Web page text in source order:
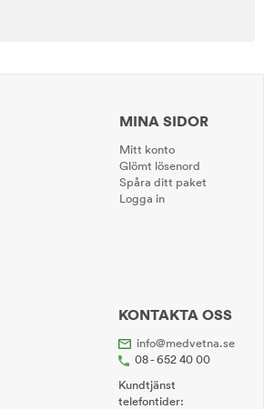
MINA SIDOR
Mitt konto
Glömt lösenord
Spåra ditt paket
Logga in
KONTAKTA OSS
info@medvetna.se
08 - 652 40 00
Kundtjänst
telefontider: